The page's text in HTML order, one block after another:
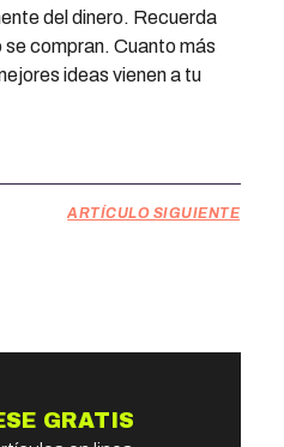
del dinero. Recuerda
se compran. Cuanto más
ideas vienen a tu
ARTÍCULO SIGUIENTE
GRATIS